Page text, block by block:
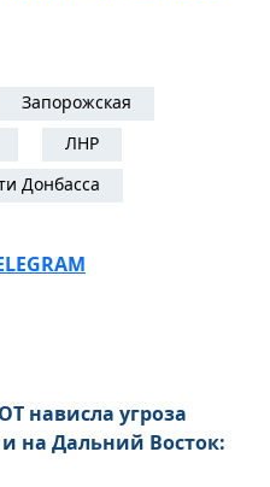
Запорожская
ЛНР
Донбасса
нависла угроза
на Дальний Восток: